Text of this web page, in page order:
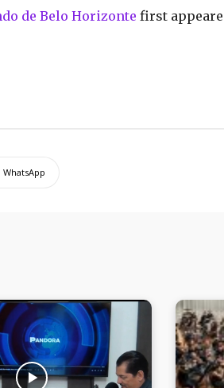
de Belo Horizonte first
WhatsApp